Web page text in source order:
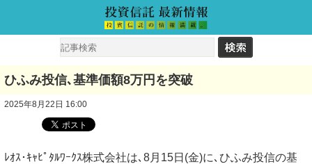
ひふみ投信､基準価額8万円を突破
2025年8月22日 16:00
ﾚｵｽ･ｷｬﾋﾟﾀﾙﾜｰｸｽ株式会社は､8月15日(金)に､ひふみ投信の基